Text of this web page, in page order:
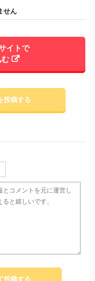
せん
イトで
投稿する
投稿する